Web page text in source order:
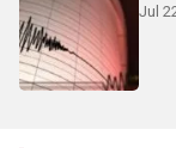
Jul